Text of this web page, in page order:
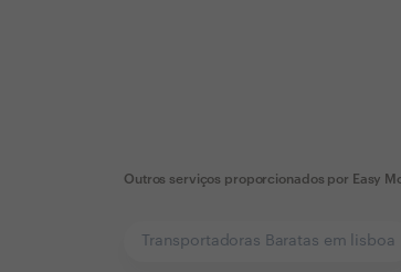
Outros serviços proporcionados por Easy
Transportadoras Baratas em lisboa